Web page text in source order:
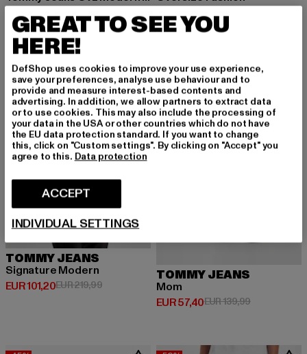
EUR 36,80
Derzeitiger Preis: EUR 36,80
EUR 139,20
Derzeitiger Preis: EUR 139,20
-54%
TOMMY JEANS
Signature Modern
EUR 101,20
Derzeitiger Preis: EUR 101,20
EUR 219,99Aktionspreis: EUR 219,99
-59%
TOMMY JEANS
Mom
EUR 57,40
Derzeitiger Preis: EUR 57,40
EUR 139,99Aktionspreis:
GREAT TO SEE YOU
HERE!
DefShop uses cookies to improve your use experience,
save your preferences, analyse use behaviour and to
provide and measure interest-based contents and
advertising. In addition, we allow partners to extract data
or to use cookies. This may also include the processing of
your data in the USA or other countries which do not have
the EU data protection standard. If you want to change
this, click on "Custom settings". By clicking on "Accept" you
agree to this. Data protection
ACCEPT
INDIVIDUAL SETTINGS